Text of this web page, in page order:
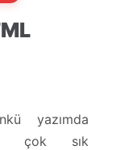
yazımda
çok sık